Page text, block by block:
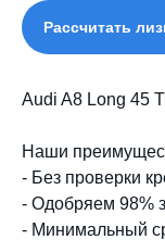
Рассчитать
Audi A8 Long 45
Наши
- Без проверки
- Одобряем 98%
- Минимальный